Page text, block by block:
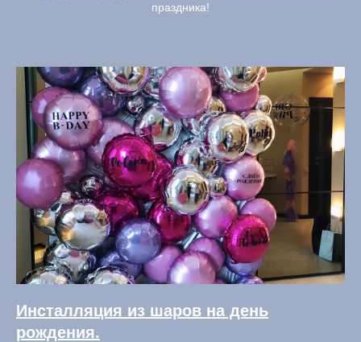
праздника!
Инсталляция из шаров на день
рождения.